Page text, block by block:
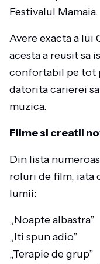
Festivalul Mamaia.
Avere exacta a lui
acesta a reusit sa
confortabil pe tot
datorita carierei
muzica.
Filme si creatii
Din lista
roluri de film, iata
lumii:
„Noapte albastra”
„Iti spun adio”
„Terapie de grup”